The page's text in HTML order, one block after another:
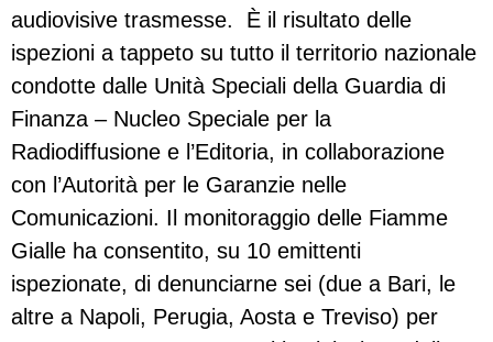
audiovisive trasmesse. È il risultato delle
ispezioni a tappeto su tutto il territorio nazionale
condotte dalle Unità Speciali della Guardia di
Finanza – Nucleo Speciale per la
Radiodiffusione e l’Editoria, in collaborazione
con l’Autorità per le Garanzie nelle
Comunicazioni. Il monitoraggio delle Fiamme
Gialle ha consentito, su 10 emittenti
ispezionate, di denunciarne sei (due a Bari, le
altre a Napoli, Perugia, Aosta e Treviso) per